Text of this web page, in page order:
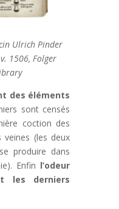
Ulrich Pinder
1506, Folger
des éléments
sont censés
coction des
veines (les deux
produire dans
Enfin l’odeur
les derniers